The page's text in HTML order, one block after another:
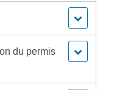
du permis